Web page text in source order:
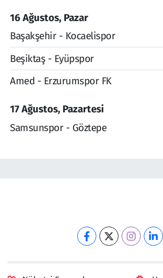
16 Ağustos, Pazar
Başakşehir - Kocaelispor
Beşiktaş - Eyüpspor
Amed - Erzurumspor FK
17 Ağustos, Pazartesi
Samsunspor - Göztepe